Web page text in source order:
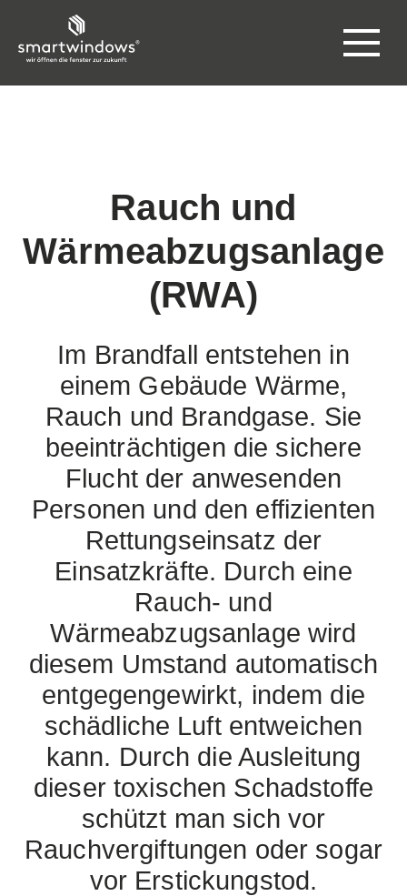
Rauch und
Wärmeabzugsanlage
(RWA)
Im Brandfall entstehen in
einem Gebäude Wärme,
Rauch und Brandgase. Sie
beeinträchtigen die sichere
Flucht der anwesenden
Personen und den effizienten
Rettungseinsatz der
Einsatzkräfte. Durch eine
Rauch- und
Wärmeabzugsanlage wird
diesem Umstand automatisch
entgegengewirkt, indem die
schädliche Luft entweichen
kann. Durch die Ausleitung
dieser toxischen Schadstoffe
schützt man sich vor
Rauchvergiftungen oder sogar
vor Erstickungstod.